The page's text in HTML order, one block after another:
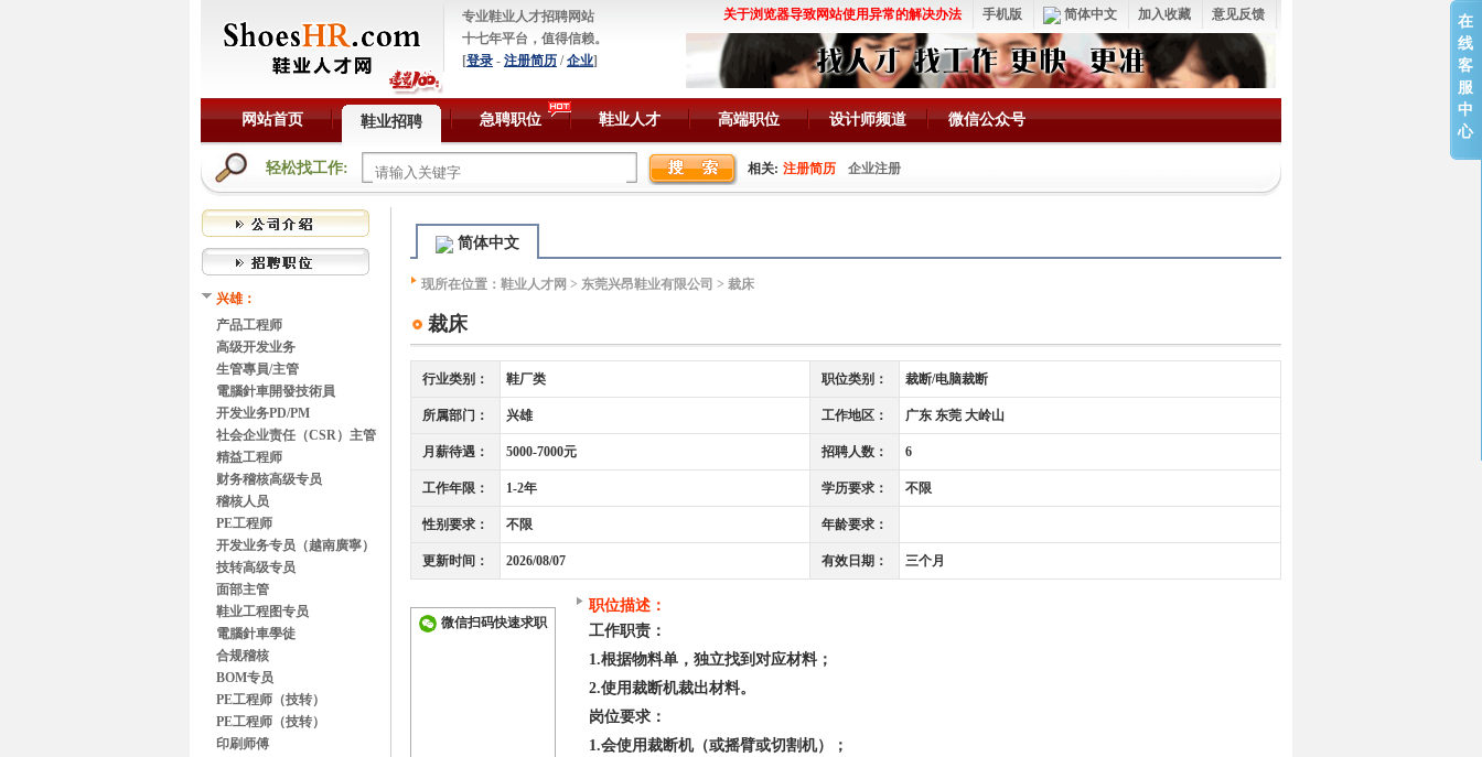
专业鞋业人才招聘网站
十七年平台，值得信赖。
[登录 - 注册简历 /企业]
意见反馈
加入收藏
简体中文
手机版
关于浏览器导致网站使用异常的解决办法
网站首页 鞋业招聘 急聘职位 鞋业人才 高端职位 设计师频道 微信公众号
轻松找工作: 相关: 注册简历 企业注册
简体中文
现所在位置： 鞋业人才网 > 东莞兴昂鞋业有限公司 > 裁床
裁床
行业类别： 鞋厂类 职位类别： 裁断/电脑裁断
所属部门： 兴雄 工作地区： 广东 东莞 大岭山
月薪待遇： 5000-7000元 招聘人数： 6
工作年限： 1-2年 学历要求： 不限
性别要求： 不限 年龄要求：
更新时间： 2026/08/07 有效日期： 三个月
微信扫码快速求职
职位描述：
工作职责：
1.根据物料单，独立找到对应材料；
2.使用裁断机裁出材料。
岗位要求：
1.会使用裁断机（或摇臂或切割机）；
兴雄：
产品工程师
高级开发业务
生管專員/主管
電腦針車開發技術員
开发业务PD/PM
社会企业责任（CSR）主管
精益工程师
财务稽核高级专员
稽核人员
PE工程师
开发业务专员（越南廣寧）
技转高级专员
面部主管
鞋业工程图专员
電腦針車學徒
合规稽核
BOM专员
PE工程师（技转）
PE工程师（技转）
印刷师傅
在
线
客
服
中
心